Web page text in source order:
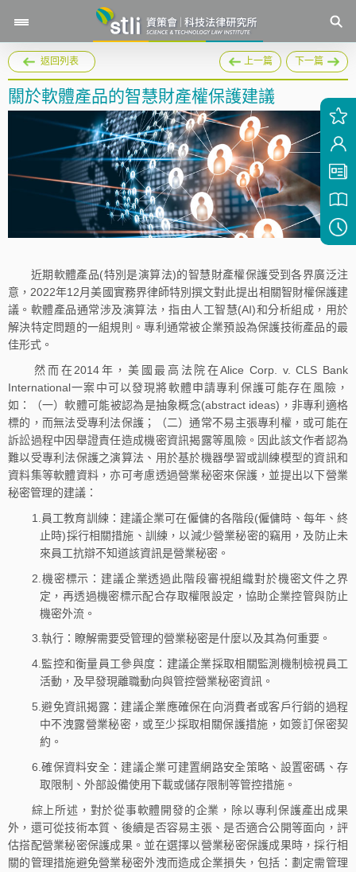
返回列表 上一篇 下一篇
關於軟體產品的智慧財產權保護建議
近期軟體產品(特別是演算法)的智慧財產權保護受到各界廣泛注
意，2022年12月美國實務界律師特別撰文對此提出相關智財權保護建
議。軟體產品通常涉及演算法，指由人工智慧(AI)和分析組成，用於
解決特定問題的一組規則。專利通常被企業預設為保護技術產品的最
佳形式。
然而在2014年，美國最高法院在Alice Corp. v. CLS Bank
International一案中可以發現將軟體申請專利保護可能存在風險，
如：（一）軟體可能被認為是抽象概念(abstract ideas)，非專利適格
標的，而無法受專利法保護；（二）通常不易主張專利權，或可能在
訴訟過程中因舉證責任造成機密資訊揭露等風險。因此該文作者認為
難以受專利法保護之演算法、用於基於機器學習或訓練模型的資訊和
資料集等軟體資料，亦可考慮透過營業秘密來保護，並提出以下營業
秘密管理的建議：
1.員工教育訓練：建議企業可在僱傭的各階段(僱傭時、每年、終
止時)採行相關措施、訓練，以減少營業秘密的竊用，及防止未
來員工抗辯不知道該資訊是營業秘密。
2.機密標示：建議企業透過此階段審視組織對於機密文件之界
定，再透過機密標示配合存取權限設定，協助企業控管與防止
機密外流。
3.執行：瞭解需要受管理的營業秘密是什麼以及其為何重要。
4.監控和衡量員工參與度：建議企業採取相關監測機制檢視員工
活動，及早發現離職動向與管控營業秘密資訊。
5.避免資訊揭露：建議企業應確保在向消費者或客戶行銷的過程
中不洩露營業秘密，或至少採取相關保護措施，如簽訂保密契
約。
6.確保資料安全：建議企業可建置網路安全策略、設置密碼、存
取限制、外部設備使用下載或儲存限制等管控措施。
綜上所述，對於從事軟體開發的企業，除以專利保護產出成果
外，還可從技術本質、後續是否容易主張、是否適合公開等面向，評
估搭配營業秘密保護成果。並在選擇以營業秘密保護成果時，採行相
關的管理措施避免營業秘密外洩而造成企業損失，包括：劃定需管理